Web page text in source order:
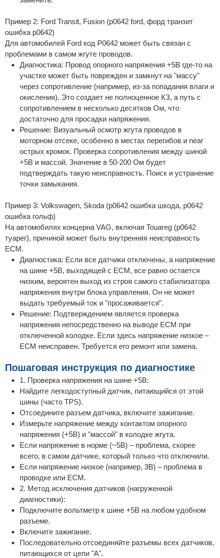
Пример 2: Ford Transit, Fusion (p0642 ford, форд транзит
ошибка p0642)
Для автомобилей Ford код P0642 может быть связан с
проблемами в самом жгуте проводов.
Диагностика: Провод опорного напряжения +5В где-то на
участке может быть поврежден и замкнут на "массу"
через сопротивление (например, из-за попадания влаги и
окисления). Это создает не полноценное КЗ, а путь с
сопротивлением в несколько десятков Ом, что
достаточно для просадки напряжения.
Решение: Визуальный осмотр жгута проводов в
моторном отсеке, особенно в местах перегибов и near
острых кромок. Проверка сопротивления между шиной
+5В и массой. Значение в 50-200 Ом будет
подтверждать такую неисправность. Поиск и устранение
точки замыкания.
Пример 3: Volkswagen, Skoda (p0642 ошибка шкода, p0642
ошибка гольф)
На автомобилях концерна VAG, включая Touareg (p0642
туарег), причиной может быть внутренняя неисправность
ECM.
Диагностика: Если все датчики отключены, а напряжение
на шине +5В, выходящей с ECM, все равно остается
низким, вероятен выход из строя самого стабилизатора
напряжения внутри блока управления. Он не может
выдать требуемый ток и "просаживается".
Решение: Подтверждением является проверка
напряжения непосредственно на выводе ECM при
отключенной колодке. Если здесь напряжение низкое –
ECM неисправен. Требуется его ремонт или замена.
Пошаговая инструкция по диагностике
1. Проверка напряжения на шине +5В:
Найдите легкодоступный датчик, питающийся от этой
шины (часто TPS).
Отсоедините разъем датчика, включите зажигание.
Измерьте напряжение между контактом опорного
напряжения (+5В) и "массой" в колодке жгута.
Если напряжение в норме (~5В) – проблема, скорее
всего, в самом датчике, который только что отключили.
Если напряжение низкое (например, 3В) – проблема в
проводке или ECM.
2. Метод исключения датчиков (нагруженной
диагностики):
Подключите вольтметр к шине +5В на любом удобном
разъеме.
Включите зажигание.
Последовательно отсоединяйте разъемы всех датчиков,
питающихся от цепи "А".